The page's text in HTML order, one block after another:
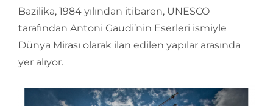
Bazilika, 1984 yılından itibaren, UNESCO
tarafından Antoni Gaudi’nin Eserleri ismiyle
Dünya Mirası olarak ilan edilen yapılar arasında
yer alıyor.